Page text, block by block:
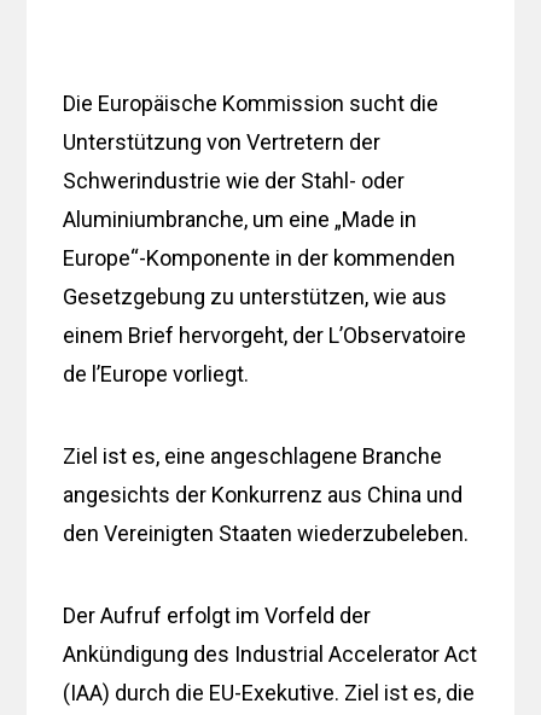
Die Europäische Kommission sucht die
Unterstützung von Vertretern der
Schwerindustrie wie der Stahl- oder
Aluminiumbranche, um eine „Made in
Europe“-Komponente in der kommenden
Gesetzgebung zu unterstützen, wie aus
einem Brief hervorgeht, der L’Observatoire
de l’Europe vorliegt.
Ziel ist es, eine angeschlagene Branche
angesichts der Konkurrenz aus China und
den Vereinigten Staaten wiederzubeleben.
Der Aufruf erfolgt im Vorfeld der
Ankündigung des Industrial Accelerator Act
(IAA) durch die EU-Exekutive. Ziel ist es, die